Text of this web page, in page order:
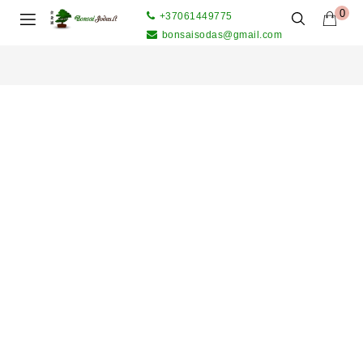
0
+37061449775
bonsaisodas@gmail.com